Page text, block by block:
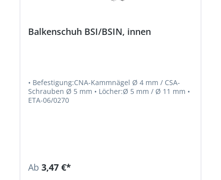
Balkenschuh BSI/BSIN, innen
• Befestigung:CNA-Kammnägel Ø 4 mm / CSA-
Schrauben Ø 5 mm • Löcher:Ø 5 mm / Ø 11 mm •
ETA-06/0270
Ab 3,47 €*